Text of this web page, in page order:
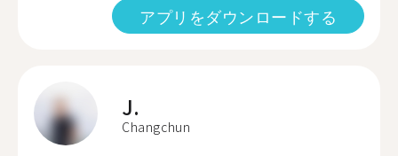
アプリをダウンロードする
J.
Changchun